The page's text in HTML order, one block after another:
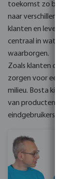
toekomst zo blijven.
naar verschillende
klanten en
centraal in wat we
waarborgen.
Zoals klanten centraal
zorgen voor een
milieu. Bosta kijkt
van producten te
eindgebruikers te